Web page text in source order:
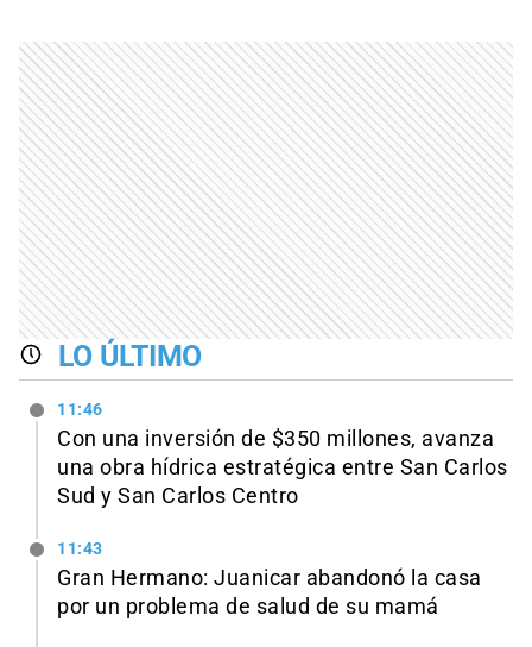
LO ÚLTIMO
11:46
Con una inversión de $350 millones, avanza
una obra hídrica estratégica entre San Carlos
Sud y San Carlos Centro
11:43
Gran Hermano: Juanicar abandonó la casa
por un problema de salud de su mamá